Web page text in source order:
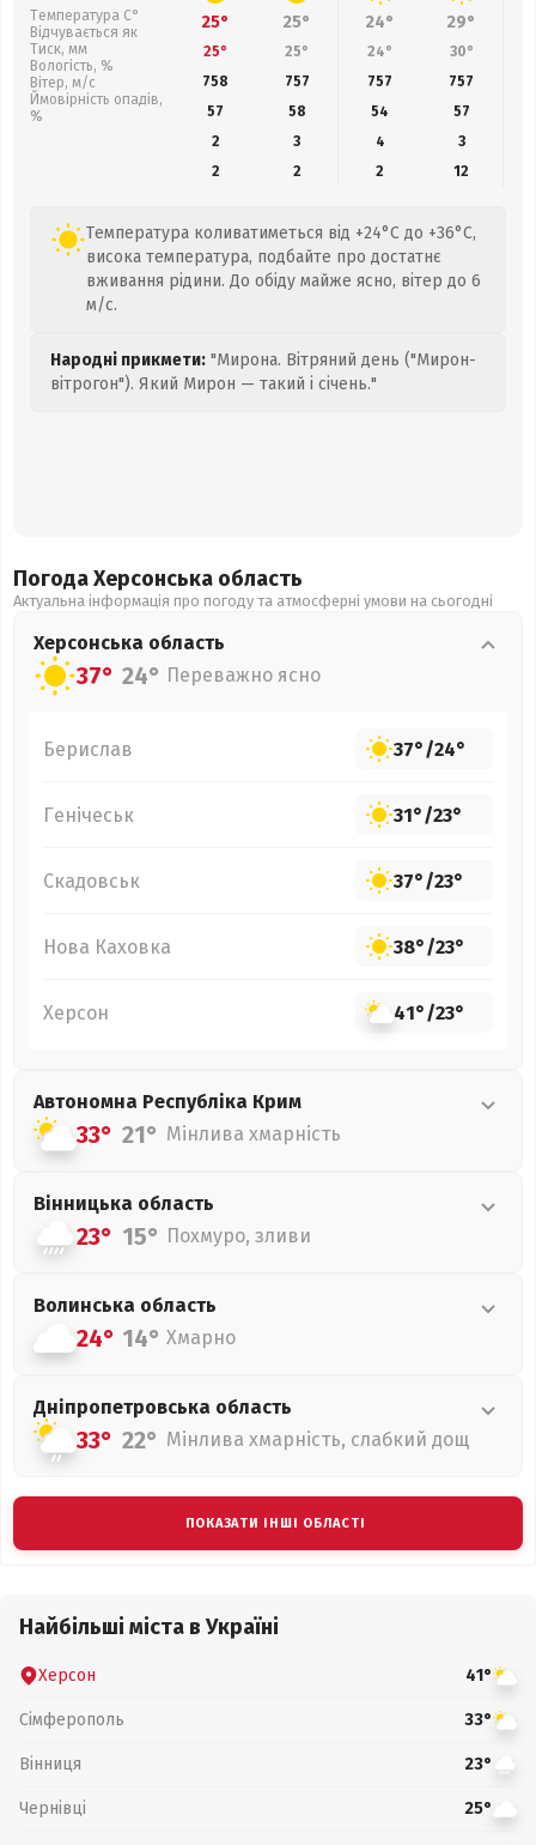
Температура С°
Відчувається як
Тиск, мм
Вологість, %
Вітер, м/с
Ймовірність опадів,
%
25° 25° 24° 29°
25° 25° 24° 30°
758
757 757 757
57
58 54 57
2
3 4
3
2
2 2 12
Температура коливатиметься від +24°C до +36°C,
висока температура, подбайте про достатнє
вживання рідини. До обіду майже ясно, вітер до 6
м/с.
Народні прикмети: "Мирона. Вітряний день ("Мирон-
вітрогон"). Який Мирон — такий і січень."
Погода Херсонська область
Актуальна інформація про погоду та атмосферні умови на сьогодні
Херсонська область
37° 24° Переважно ясно
Берислав 37°/24°
Генічеськ 31°/23°
Скадовськ 37°/23°
Нова Каховка 38°/23°
Херсон 41°/23°
Автономна Республіка Крим
33° 21° Мінлива хмарність
Вінницька область
23° 15° Похмуро, зливи
Волинська область
24° 14° Хмарно
Дніпропетровська область
33° 22° Мінлива хмарність, слабкий дощ
ПОКАЗАТИ ІНШІ ОБЛАСТІ
Найбільші міста в Україні
Херсон 41°
Сімферополь 33°
Вінниця 23°
Чернівці 25°